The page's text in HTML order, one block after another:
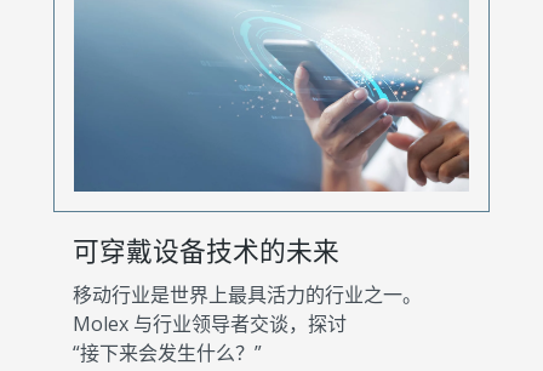
可穿戴设备技术的未来
移动行业是世界上最具活力的行业之一。
Molex 与行业领导者交谈，探讨
“接下来会发生什么？”